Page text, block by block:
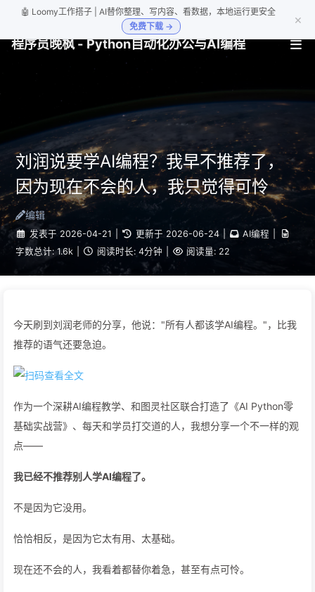
🤖 Loomy工作搭子 | AI替你整理、写内容、看数据，本地运行更安全
免费下载 →
×
程序员晚枫 - Python自动化办公与AI编程
刘润说要学AI编程？我早不推荐了，
因为现在不会的人，我只觉得可怜
编辑
发表于 2026-04-21 更新于 2026-06-24 AI编程
字数总计: 1.6k 阅读时长: 4分钟 阅读量: 22
今天刷到刘润老师的分享，他说："所有人都该学AI编程。"，比我
推荐的语气还要急迫。
作为一个深耕AI编程教学、和图灵社区联合打造了《AI Python零
基础实战营》、每天和学员打交道的人，我想分享一个不一样的观
点——
我已经不推荐别人学AI编程了。
不是因为它没用。
恰恰相反，是因为它太有用、太基础。
现在还不会的人，我看着都替你着急，甚至有点可怜。